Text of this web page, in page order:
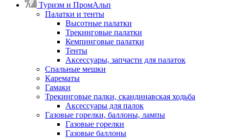
Туризм и ПромАльп
Палатки и тенты
Высотные палатки
Трекинговые палатки
Кемпинговые палатки
Тенты
Аксессуары, запчасти для палаток
Спальные мешки
Карематы
Гамаки
Трекинговые палки, скандинавская ходьба
Аксессуары для палок
Газовые горелки, баллоны, лампы
Газовые горелки
Газовые баллоны